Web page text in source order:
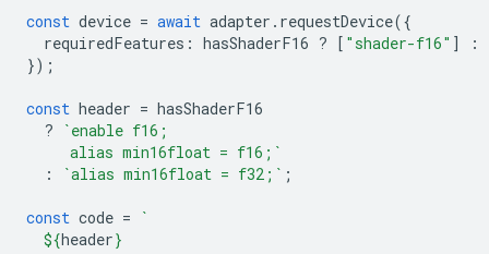
const device = await adapter . requestDevice({
requiredFeatures : hasShaderF16 ? [ "shader-f16" ] :
});
const header = hasShaderF16
?
`enable f16;
     alias min16float = f16;`
:
`alias min16float = f32;` ;
const code =
`
${header}